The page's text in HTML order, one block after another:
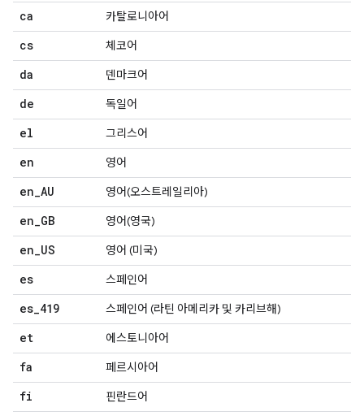
ca 카탈로니아어
cs 체코어
da 덴마크어
de 독일어
el 그리스어
en 영어
en AU 영어(오스트레일리아)
en GB 영어(영국)
en US 영어 (미국)
es 스페인어
es 419 스페인어 (라틴 아메리카 및 카리브해)
et 에스토니아어
fa 페르시아어
fi 핀란드어